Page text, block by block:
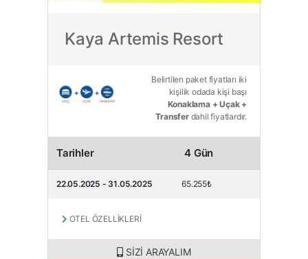
TAM PANSİYON PLUS
Kaya Artemis Resort
Belirtilen paket fiyatları iki
kişilik odada kişi başı
Konaklama + Uçak +
Transferdahil fiyatlardır.
Tarihler 4 Gün
22.05.2025 - 31.05.2025 65.255₺
OTEL ÖZELLİKLERİ
SİZİ ARAYALIM